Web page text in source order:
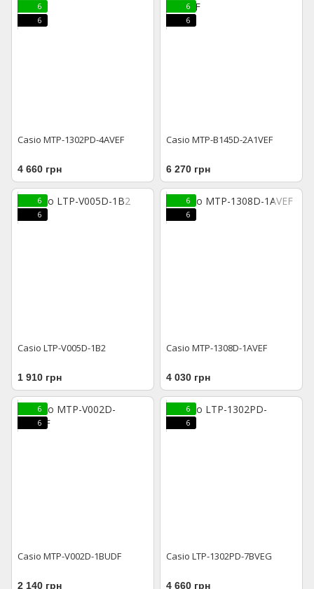
6
6
Casio MTP-1302PD-4AVEF
4 660 грн
6
6
Casio MTP-B145D-2A1VEF
6 270 грн
6
6
Casio LTP-V005D-1B2
1 910 грн
6
6
Casio MTP-1308D-1AVEF
4 030 грн
6
6
Casio MTP-V002D-1BUDF
2 140 грн
6
6
Casio LTP-1302PD-7BVEG
4 660 грн